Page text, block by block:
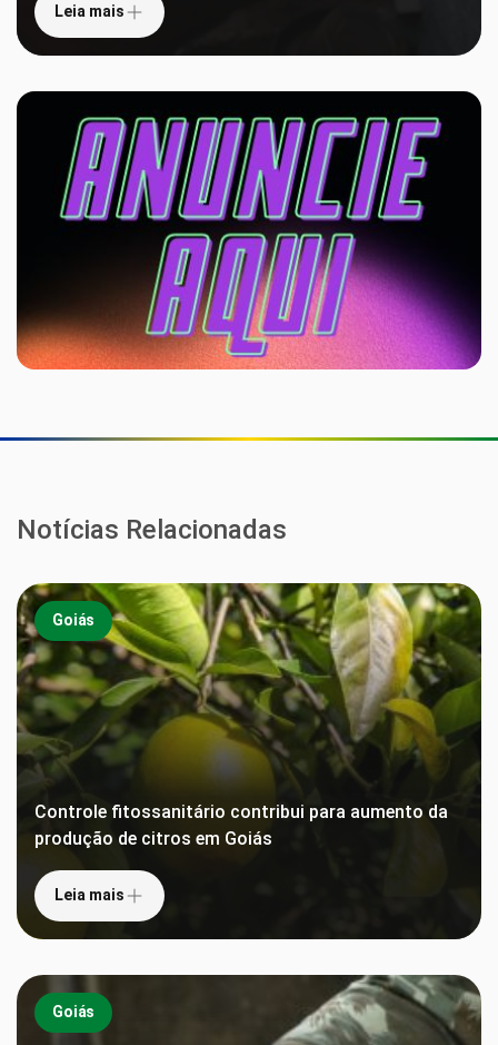
Leia mais
Notícias Relacionadas
Goiás
Controle fitossanitário contribui para aumento da
produção de citros em Goiás
Leia mais
Goiás